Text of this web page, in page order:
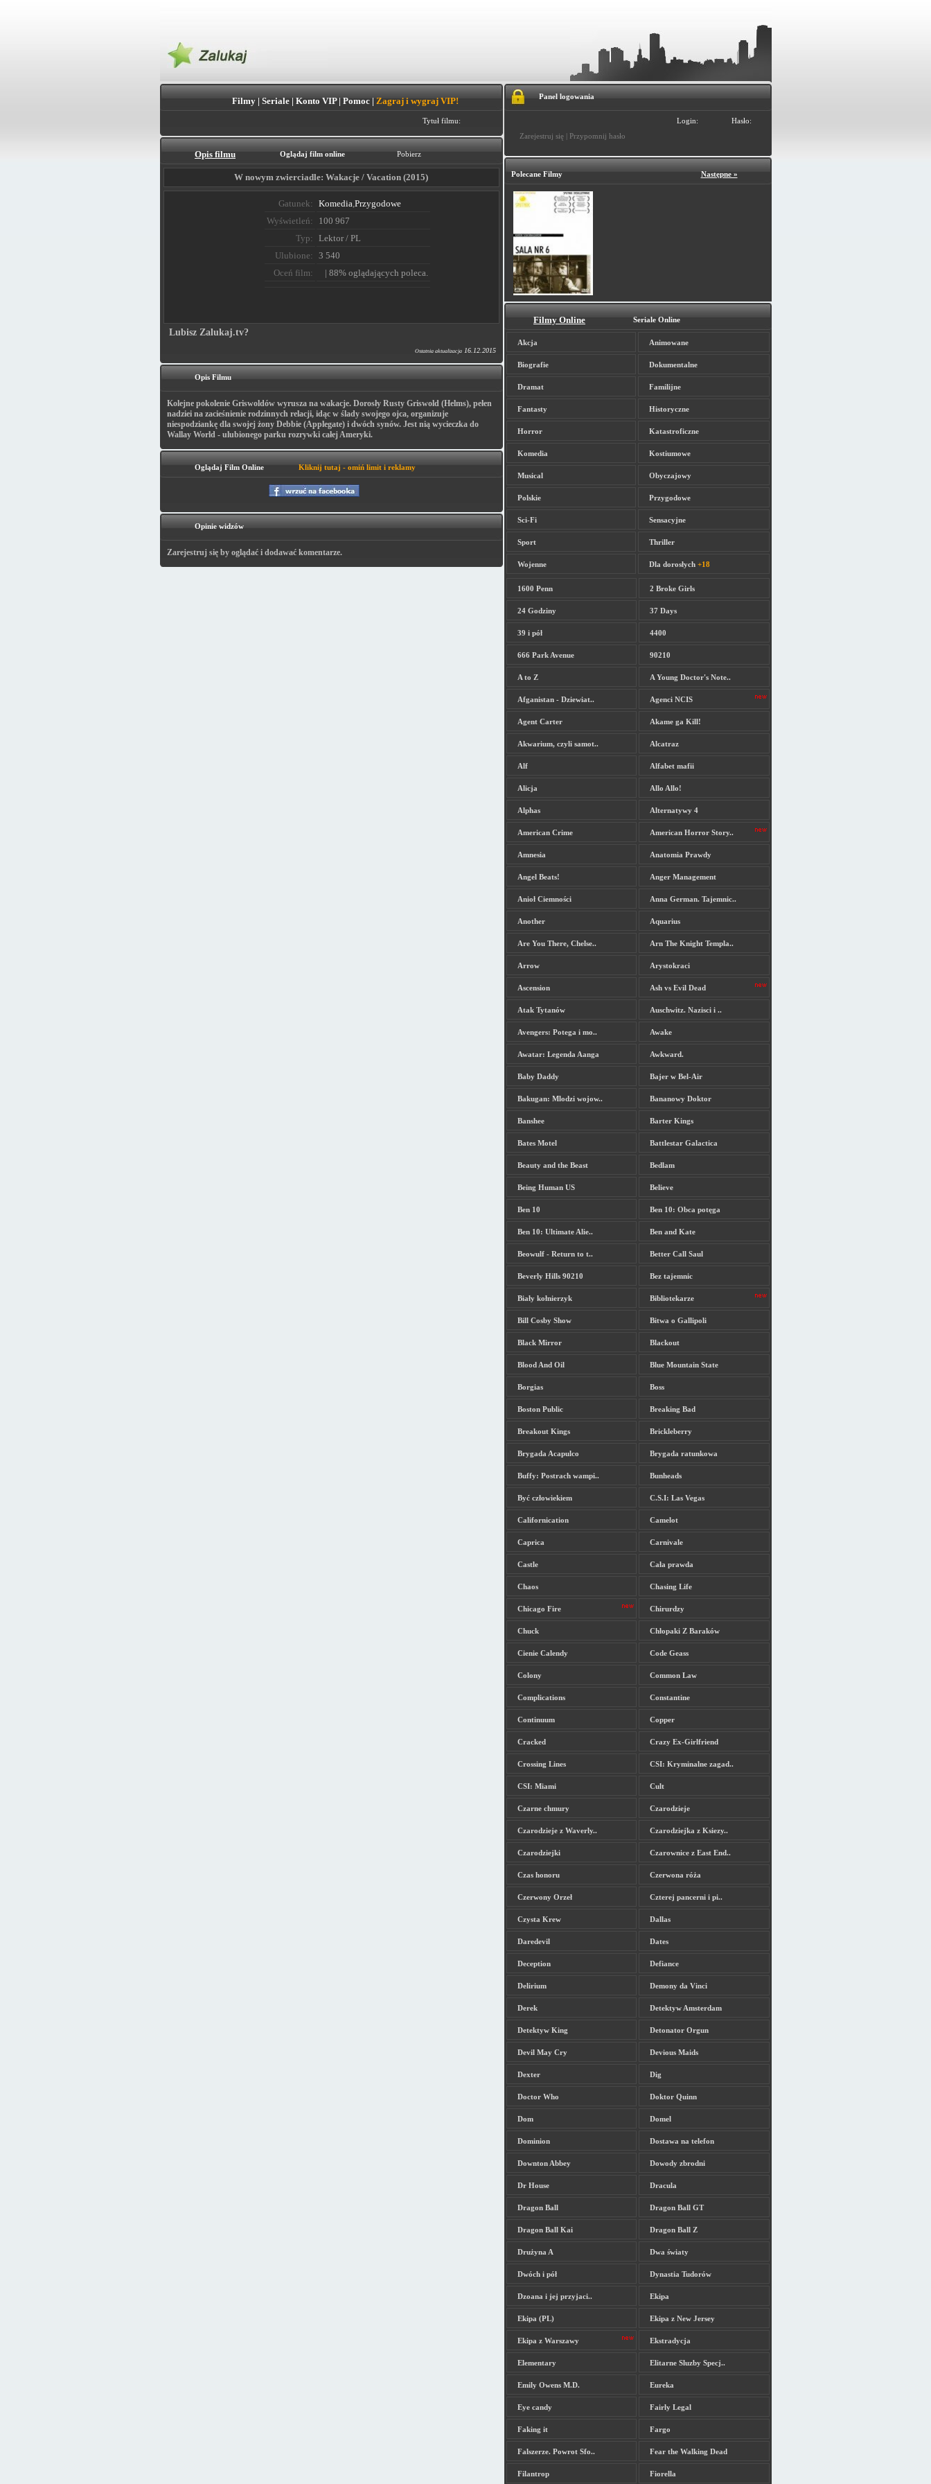
Filmy| Seriale| Konto VIP| Pomoc| Zagraj i wygraj VIP!
Tytuł filmu:
Opis filmu Oglądaj film online Pobierz
W nowym zwierciadle: Wakacje / Vacation (2015)
Gatunek: Komedia,Przygodowe
Wyświetleń:
100 967
Typ:
Lektor / PL
Ulubione:
3 540
Oceń film:
| 88% oglądających poleca.
Lubisz Zalukaj.tv?
Ostatnia aktualizacja16.12.2015
Opis Filmu
Kolejne pokolenie Griswoldów wyrusza na wakacje. Dorosły Rusty Griswold (Helms), pełen
nadziei na zacieśnienie rodzinnych relacji, idąc w ślady swojego ojca, organizuje
niespodziankę dla swojej żony Debbie (Applegate) i dwóch synów. Jest nią wycieczka do
Wallay World - ulubionego parku rozrywki całej Ameryki.
Oglądaj Film Online Kliknij tutaj - omiń limit i reklamy
Opinie widzów
Zarejestruj się by oglądać i dodawać komentarze.
Panel logowania
Login:
Hasło:
Zarejestruj się | Przypomnij hasło
Polecane Filmy Następne »
Filmy Online Seriale Online
Akcja Animowane
Biografie Dokumentalne
Dramat Familijne
Fantasty Historyczne
Horror Katastroficzne
Komedia Kostiumowe
Musical Obyczajowy
Polskie Przygodowe
Sci-Fi Sensacyjne
Sport Thriller
Wojenne Dla dorosłych +18
1600 Penn 2 Broke Girls
24 Godziny 37 Days
39 i pół 4400
666 Park Avenue 90210
A to Z A Young Doctor's Note..
Afganistan - Dziewiat.. Agenci NCIS
Agent Carter Akame ga Kill!
Akwarium, czyli samot.. Alcatraz
Alf Alfabet mafii
Alicja Allo Allo!
Alphas Alternatywy 4
American Crime American Horror Story..
Amnesia Anatomia Prawdy
Angel Beats! Anger Management
Anioł Ciemności Anna German. Tajemnic..
Another Aquarius
Are You There, Chelse.. Arn The Knight Templa..
Arrow Arystokraci
Ascension Ash vs Evil Dead
Atak Tytanów Auschwitz. Nazisci i ..
Avengers: Potega i mo.. Awake
Awatar: Legenda Aanga Awkward.
Baby Daddy Bajer w Bel-Air
Bakugan: Mlodzi wojow.. Bananowy Doktor
Banshee Barter Kings
Bates Motel Battlestar Galactica
Beauty and the Beast Bedlam
Being Human US Believe
Ben 10 Ben 10: Obca potęga
Ben 10: Ultimate Alie.. Ben and Kate
Beowulf - Return to t.. Better Call Saul
Beverly Hills 90210 Bez tajemnic
Biały kołnierzyk Bibliotekarze
Bill Cosby Show Bitwa o Gallipoli
Black Mirror Blackout
Blood And Oil Blue Mountain State
Borgias Boss
Boston Public Breaking Bad
Breakout Kings Brickleberry
Brygada Acapulco Brygada ratunkowa
Buffy: Postrach wampi.. Bunheads
Być człowiekiem C.S.I: Las Vegas
Californication Camelot
Caprica Carnivale
Castle Cała prawda
Chaos Chasing Life
Chicago Fire Chirurdzy
Chuck Chłopaki Z Baraków
Cienie Calendy Code Geass
Colony Common Law
Complications Constantine
Continuum Copper
Cracked Crazy Ex-Girlfriend
Crossing Lines CSI: Kryminalne zagad..
CSI: Miami Cult
Czarne chmury Czarodzieje
Czarodzieje z Waverly.. Czarodziejka z Ksiezy..
Czarodziejki Czarownice z East End..
Czas honoru Czerwona róża
Czerwony Orzeł Czterej pancerni i pi..
Czysta Krew Dallas
Daredevil Dates
Deception Defiance
Delirium Demony da Vinci
Derek Detektyw Amsterdam
Detektyw King Detonator Orgun
Devil May Cry Devious Maids
Dexter Dig
Doctor Who Doktor Quinn
Dom Domel
Dominion Dostawa na telefon
Downton Abbey Dowody zbrodni
Dr House Dracula
Dragon Ball Dragon Ball GT
Dragon Ball Kai Dragon Ball Z
Drużyna A Dwa światy
Dwóch i pół Dynastia Tudorów
Dzoana i jej przyjaci.. Ekipa
Ekipa (PL) Ekipa z New Jersey
Ekipa z Warszawy Ekstradycja
Elementary Elitarne Sluzby Specj..
Emily Owens M.D. Eureka
Eye candy Fairly Legal
Faking it Fargo
Falszerze. Powrot Sfo.. Fear the Walking Dead
Filantrop Fiorella